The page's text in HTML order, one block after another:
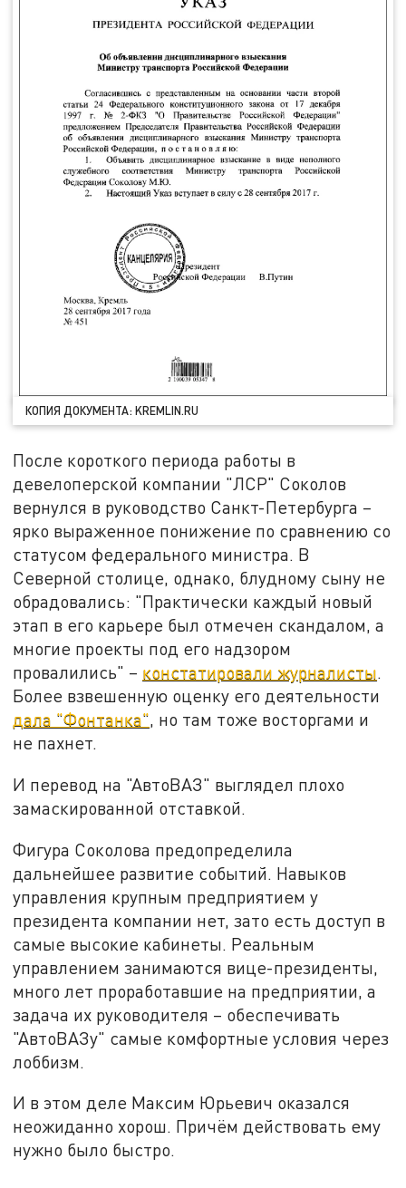
КОПИЯ ДОКУМЕНТА: KREMLIN.RU
После короткого периода работы в
девелоперской компании "ЛСР" Соколов
вернулся в руководство Санкт-Петербурга –
ярко выраженное понижение по сравнению со
статусом федерального министра. В
Северной столице, однако, блудному сыну не
обрадовались: "Практически каждый новый
этап в его карьере был отмечен скандалом, а
многие проекты под его надзором
провалились" – констатировали журналисты.
Более взвешенную оценку его деятельности
дала "Фонтанка", но там тоже восторгами и
не пахнет.
И перевод на "АвтоВАЗ" выглядел плохо
замаскированной отставкой.
Фигура Соколова предопределила
дальнейшее развитие событий. Навыков
управления крупным предприятием у
президента компании нет, зато есть доступ в
самые высокие кабинеты. Реальным
управлением занимаются вице-президенты,
много лет проработавшие на предприятии, а
задача их руководителя – обеспечивать
"АвтоВАЗу" самые комфортные условия через
лоббизм.
И в этом деле Максим Юрьевич оказался
неожиданно хорош. Причём действовать ему
нужно было быстро.